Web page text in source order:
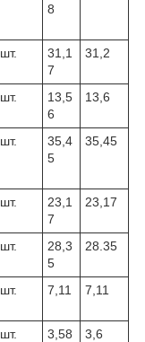
8
шт.
31,1
7
31,2
шт.
13,5
6
13,6
шт.
35,4
5
35,45
шт.
23,1
7
23,17
шт.
28,3
5
28.35
шт. 7,11 7,11
шт. 3,58
3,6